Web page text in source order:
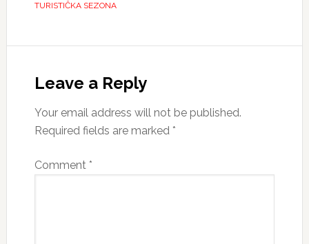
TURISTIČKA SEZONA
Interactions
Leave a Reply
Your email address will not be published.
Required fields are marked *
Comment *